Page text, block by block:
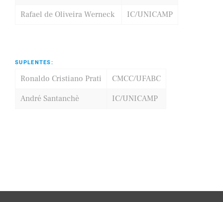
Rafael de Oliveira Werneck
IC/UNICAMP
SUPLENTES:
Ronaldo Cristiano Prati
CMCC/UFABC
André Santanchè
IC/UNICAMP